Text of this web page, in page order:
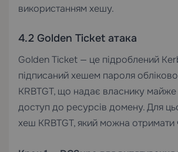
використанням хешу.
4.2 Golden Ticket атака
Golden Ticket — це підроблений
підписаний хешем пароля
KRBTGT, що надає власнику
доступ до ресурсів домену. Для
хеш KRBTGT, який можна отримати